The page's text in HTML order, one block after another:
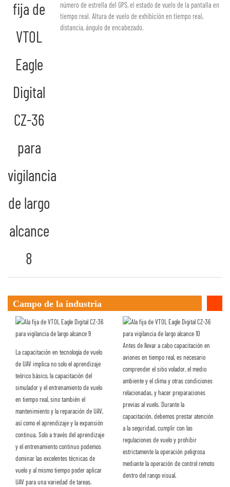
número de estrella del GPS, el estado de vuelo de la pantalla en
tiempo real. Altura de vuelo de exhibición en tiempo real,
distancia, ángulo de encabezado.
Campo de la industria
La capacitación en tecnología de vuelo
de UAV implica no solo el aprendizaje
teórico básico, la capacitación del
simulador y el entrenamiento de vuelo
en tiempo real, sino también el
mantenimiento y la reparación de UAV,
así como el aprendizaje y la expansión
continua. Solo a través del aprendizaje
y el entrenamiento continuo podemos
dominar las excelentes técnicas de
vuelo y al mismo tiempo poder aplicar
UAV para una variedad de tareas.
Antes de llevar a cabo capacitación en
aviones en tiempo real, es necesario
comprender el sitio volador, el medio
ambiente y el clima y otras condiciones
relacionadas, y hacer preparaciones
previas al vuelo. Durante la
capacitación, debemos prestar atención
a la seguridad, cumplir con las
regulaciones de vuelo y prohibir
estrictamente la operación peligrosa
mediante la operación de control remoto
dentro del rango visual.